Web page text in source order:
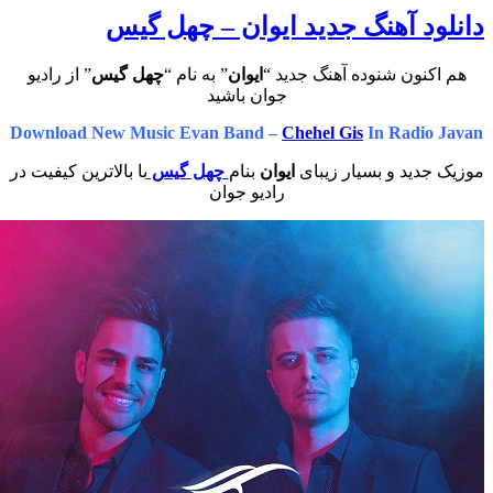
آهنگ جدید ایوان – چهل گیس
شنوده آهنگ جدید “ایوان” به نام “چهل گیس” از رادیو
جوان باشید
Download New Music Evan Band –Chehel GisIn
و بسیار زیبایایوانبنام چهل گیسبا بالاترین کیفیت در
رادیو جوان